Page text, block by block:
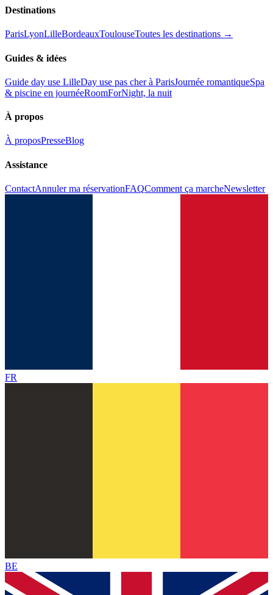
Destinations
ParisLyonLilleBordeauxToulouseToutes les destinations →
Guides & idées
Guide day use LilleDay use pas cher à ParisJournée romantiqueSpa
& piscine en journéeRoomForNight, la nuit
À propos
À proposPresseBlog
Assistance
ContactAnnuler ma réservationFAQComment ça marcheNewsletter
FR
BE